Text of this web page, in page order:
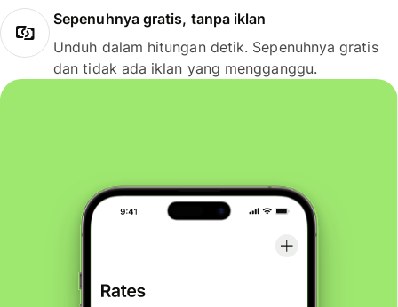
Sepenuhnya gratis, tanpa iklan
Unduh dalam hitungan detik. Sepenuhnya gratis
dan tidak ada iklan yang mengganggu.